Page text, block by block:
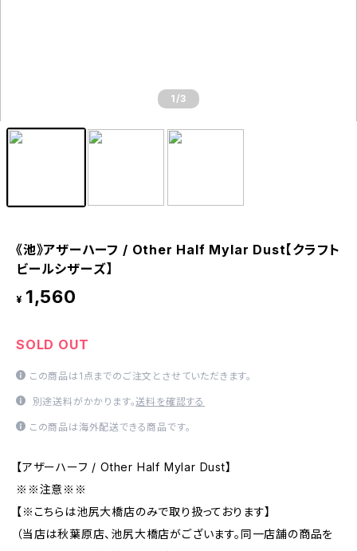
1 /3
《池》アザーハーフ / Other Half Mylar Dust【クラフト
ビールシザーズ】
¥ 1,560
SOLD OUT
この商品は1点までのご注文とさせていただきます。
別途送料がかかります。送料を確認する
この商品は海外配送できる商品です。
【アザーハーフ / Other Half Mylar Dust】
※※注意※※
【※こちらは池尻大橋店のみで取り扱っております】
（当店は秋葉原店、池尻大橋店がございます。同一店舗の商品を